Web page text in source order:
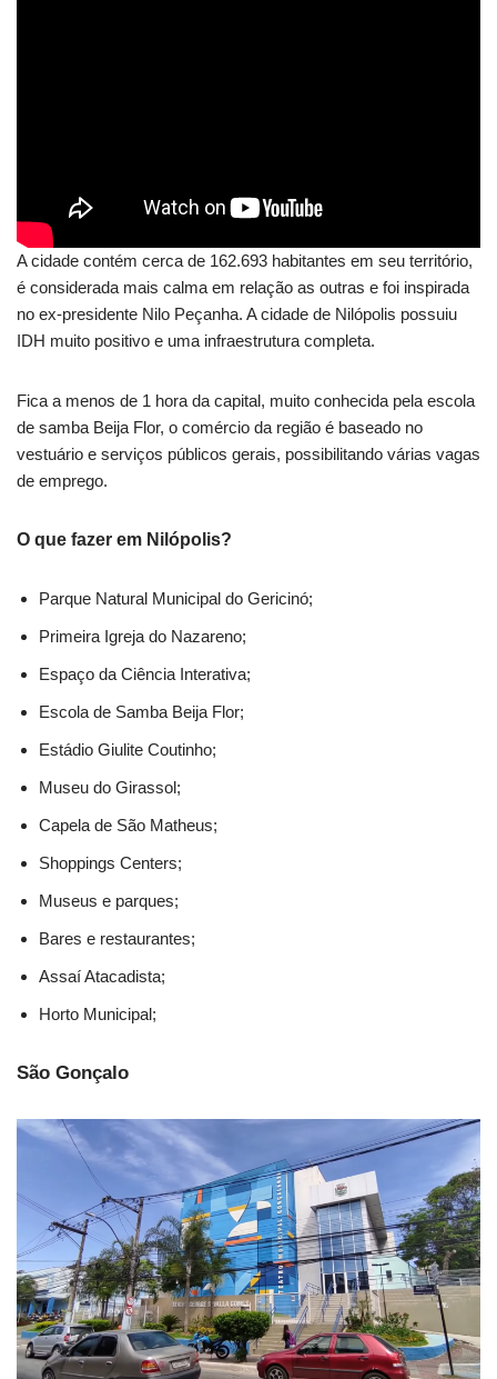
A cidade contém cerca de 162.693 habitantes em seu território,
é considerada mais calma em relação as outras e foi inspirada
no ex-presidente Nilo Peçanha. A cidade de Nilópolis possuiu
IDH muito positivo e uma infraestrutura completa.
Fica a menos de 1 hora da capital, muito conhecida pela escola
de samba Beija Flor, o comércio da região é baseado no
vestuário e serviços públicos gerais, possibilitando várias vagas
de emprego.
O que fazer em Nilópolis?
Parque Natural Municipal do Gericinó;
Primeira Igreja do Nazareno;
Espaço da Ciência Interativa;
Escola de Samba Beija Flor;
Estádio Giulite Coutinho;
Museu do Girassol;
Capela de São Matheus;
Shoppings Centers;
Museus e parques;
Bares e restaurantes;
Assaí Atacadista;
Horto Municipal;
São Gonçalo